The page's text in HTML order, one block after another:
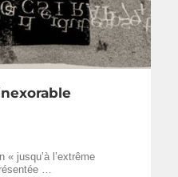
jusqu’à l’extrême
…